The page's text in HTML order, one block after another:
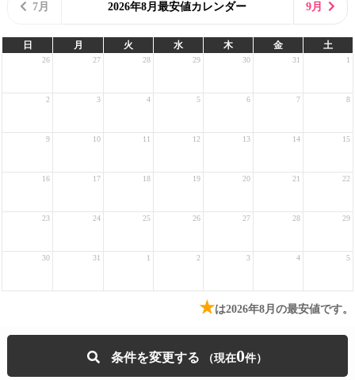
7月 2026年8月最安値カレンダー 9月
日 月 火 水 木 金 土
26 27 28 29 30 31 1
2 3 4 5 6 7 8
9 10 11 12 13 14 15
16 17 18 19 20 21 22
23 24 25 26 27 28 29
30 31 1 2 3 4 5
★は2026年8月の最安値です。
条件を変更する 0